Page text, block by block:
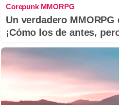
Corepunk MMORPG
Un verdadero
¡Cómo los de antes,